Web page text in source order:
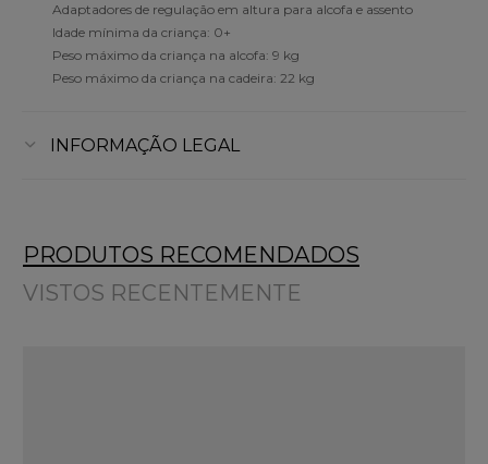
Adaptadores de regulação em altura para alcofa e assento
Idade mínima da criança: 0+
Peso máximo da criança na alcofa: 9 kg
Peso máximo da criança na cadeira: 22 kg
INFORMAÇÃO LEGAL
PRODUTOS RECOMENDADOS
VISTOS RECENTEMENTE